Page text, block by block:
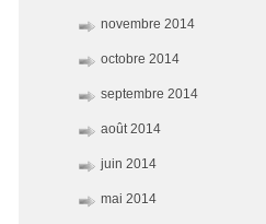
novembre 2014
octobre 2014
septembre 2014
août 2014
juin 2014
mai 2014